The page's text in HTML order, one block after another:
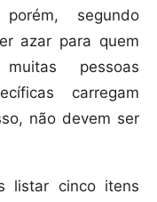
segundo
azar para quem
pessoas
carregam
não devem ser
listar cinco itens